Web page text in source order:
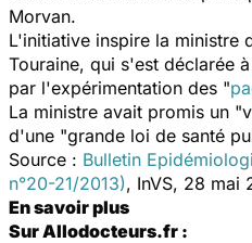
Morvan.
L'initiative inspire la ministre
Touraine, qui s'est déclarée
par l'expérimentation des "
La ministre avait promis un
d'une "grande loi de santé
Source : Bulletin
n°20-21/2013), InVS, 28 mai
En savoir plus
Sur Allodocteurs.fr :